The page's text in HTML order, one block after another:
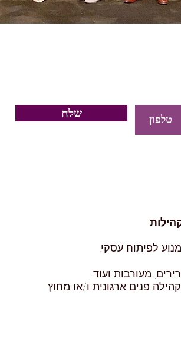
לפיתוח עסקי.
מעורבות ועוד.
פנים ארגונית ו/או מחוץ
שלח